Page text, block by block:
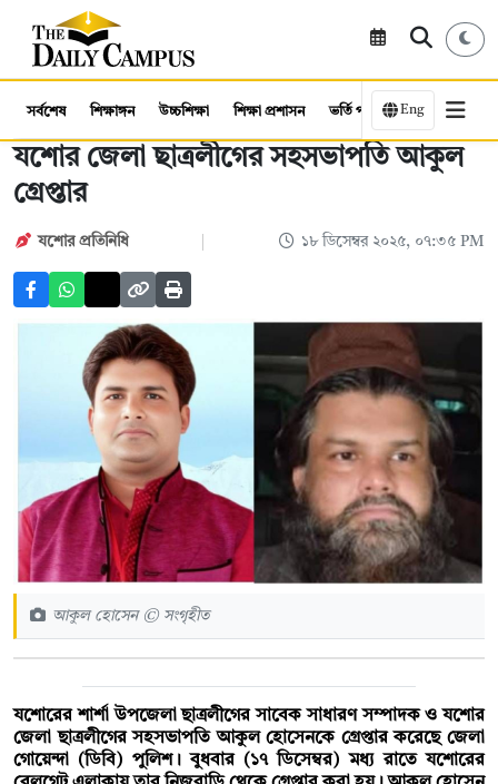
সর্বশেষ শিক্ষাঙ্গন উচ্চশিক্ষা শিক্ষা প্রশাসন ভর্তি পরীক্ষা কর্মসংস্থান
Eng
যশোর জেলা ছাত্রলীগের সহসভাপতি আকুল
গ্রেপ্তার
যশোর প্রতিনিধি ১৮ ডিসেম্বর ২০২৫, ০৭:৩৫ PM
আকুল হোসেন © সংগৃহীত
যশোরের শার্শা উপজেলা ছাত্রলীগের সাবেক সাধারণ সম্পাদক ও যশোর
জেলা ছাত্রলীগের সহসভাপতি আকুল হোসেনকে গ্রেপ্তার করেছে জেলা
গোয়েন্দা (ডিবি) পুলিশ। বুধবার (১৭ ডিসেম্বর) মধ্য রাতে যশোরের